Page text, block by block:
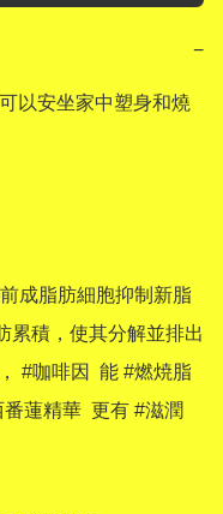
−
以安坐家中塑身和燒
成脂肪細胞抑制新脂
累積，使其分解並排出
#咖啡因  能 #燃焼脂
蓮精華  更有 #滋潤